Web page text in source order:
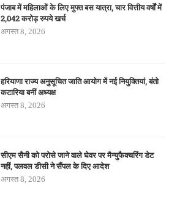
पंजाब में महिलाओं के लिए मुफ्त बस यात्रा, चार वित्तीय वर्षों में
2,042 करोड़ रुपये खर्च
अगस्त 8, 2026
हरियाणा राज्य अनुसूचित जाति आयोग में नई नियुक्तियां, बंतो
कटारिया बनीं अध्यक्ष
अगस्त 8, 2026
सीएम सैनी को परोसे जाने वाले घेवर पर मैन्युफैक्चरिंग डेट
नहीं, पलवल डीसी ने सैंपल के दिए आदेश
अगस्त 8, 2026